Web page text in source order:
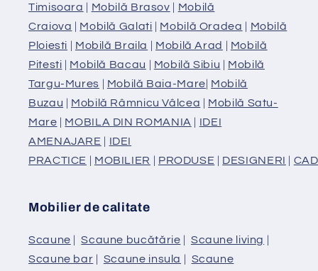
Timisoara | Mobilă Brasov | Mobilă
Craiova | Mobilă Galati | Mobilă Oradea | Mobilă
Ploiesti | Mobilă Braila | Mobilă Arad | Mobilă
Pitesti | Mobilă Bacau | Mobilă Sibiu | Mobilă
Targu-Mures | Mobilă Baia-Mare| Mobilă
Buzau | Mobilă Râmnicu Vâlcea | Mobilă Satu-
Mare | MOBILA DIN ROMANIA | IDEI
AMENAJARE | IDEI
PRACTICE | MOBILIER | PRODUSE | DESIGNERI |
Mobilier de calitate
Scaune |Scaune bucătărie | Scaune living |
Scaune bar | Scaune insula | Scaune